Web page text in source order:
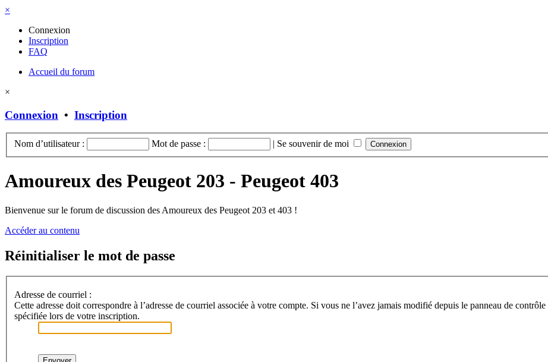
×
Connexion
Inscription
FAQ
Accueil du forum
×
Connexion • Inscription
Nom d’utilisateur : Mot de passe : | Se souvenir de moi
Amoureux des Peugeot 203 - Peugeot 403
Bienvenue sur le forum de discussion des Amoureux des Peugeot 203 et 403 !
Accéder au contenu
Réinitialiser le mot de passe
Adresse de courriel :
Cette adresse doit correspondre à l’adresse de courriel associée à votre compte. Si vous ne l’avez jamais modifié depuis le panneau de
spécifiée lors de votre inscription.